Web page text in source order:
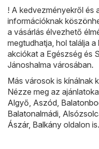
! A kedvezményekről és
információknak
a vásárlás élvezhető
megtudhatja, hol találja
akciókat a Egészség és
Jánoshalma városában.
Más városok is kínálnak
Nézze meg az
Algyő, Aszód,
Balatonalmádi,
Ászár, Balkány oldalon is.